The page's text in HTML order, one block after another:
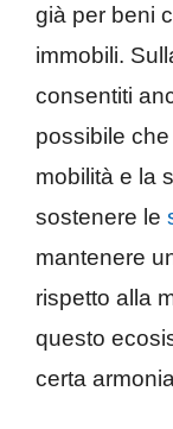
già per beni
immobili.
consentiti
possibile
mobilità e la
sostenere le
mantenere
rispetto alla
questo
certa